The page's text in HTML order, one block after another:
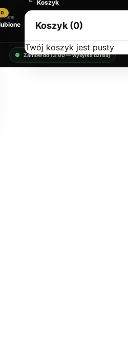
Koszyk
Koszyk (0)
Twój koszyk jest pusty
0
Zamów do 13:00 — wysyłka dzisiaj